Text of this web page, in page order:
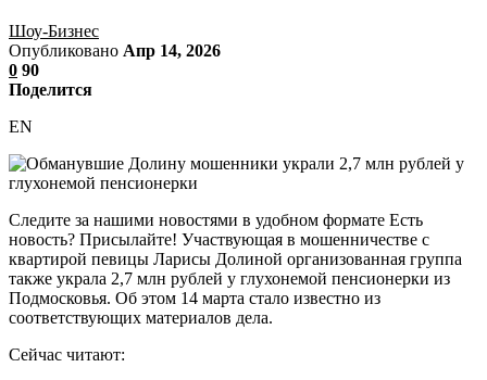
Шоу-Бизнес
Опубликовано Апр 14, 2026
0 90
Поделится
EN
Следите за нашими новостями в удобном формате Есть
новость? Присылайте! Участвующая в мошенничестве с
квартирой певицы Ларисы Долиной организованная группа
также украла 2,7 млн рублей у глухонемой пенсионерки из
Подмосковья. Об этом 14 марта стало известно из
соответствующих материалов дела.
Сейчас читают: